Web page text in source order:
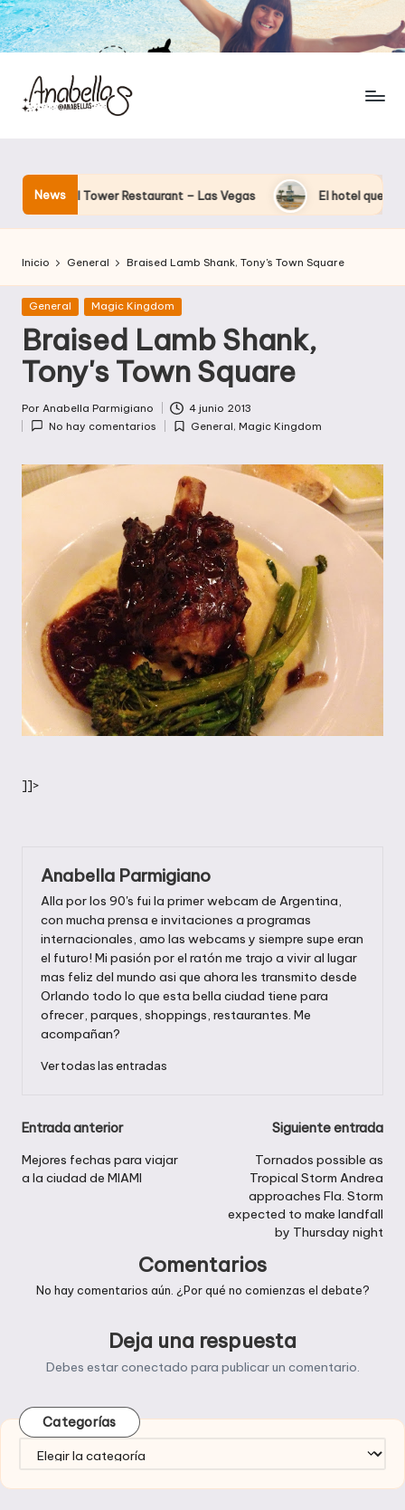
News
Tower Restaurant – Las Vegas El hotel que Disney
Inicio General Braised Lamb Shank, Tony's Town Square
Publicada
General Magic Kingdom
Braised Lamb Shank,
Tony's Town Square
Publicado
por
Por Anabella Parmigiano
4 junio 2013
No hay comentarios
Publicada
General,Magic Kingdom
]]>
Anabella Parmigiano
Alla por los 90's fui la primer webcam de Argentina,
con mucha prensa e invitaciones a programas
internacionales, amo las webcams y siempre supe eran
el futuro! Mi pasión por el ratón me trajo a vivir al lugar
mas feliz del mundo asi que ahora les transmito desde
Orlando todo lo que esta bella ciudad tiene para
ofrecer, parques, shoppings, restaurantes. Me
acompañan?
Ver todas las entradas
Navegación
de
entradas
Entrada anterior
Mejores fechas para viajar
a la ciudad de MIAMI
Siguiente entrada
Tornados possible as
Tropical Storm Andrea
approaches Fla. Storm
expected to make landfall
by Thursday night
Comentarios
No hay comentarios aún. ¿Por qué no comienzas el debate?
Deja una respuesta
Debes estarconectado para publicar un comentario.
Categorías